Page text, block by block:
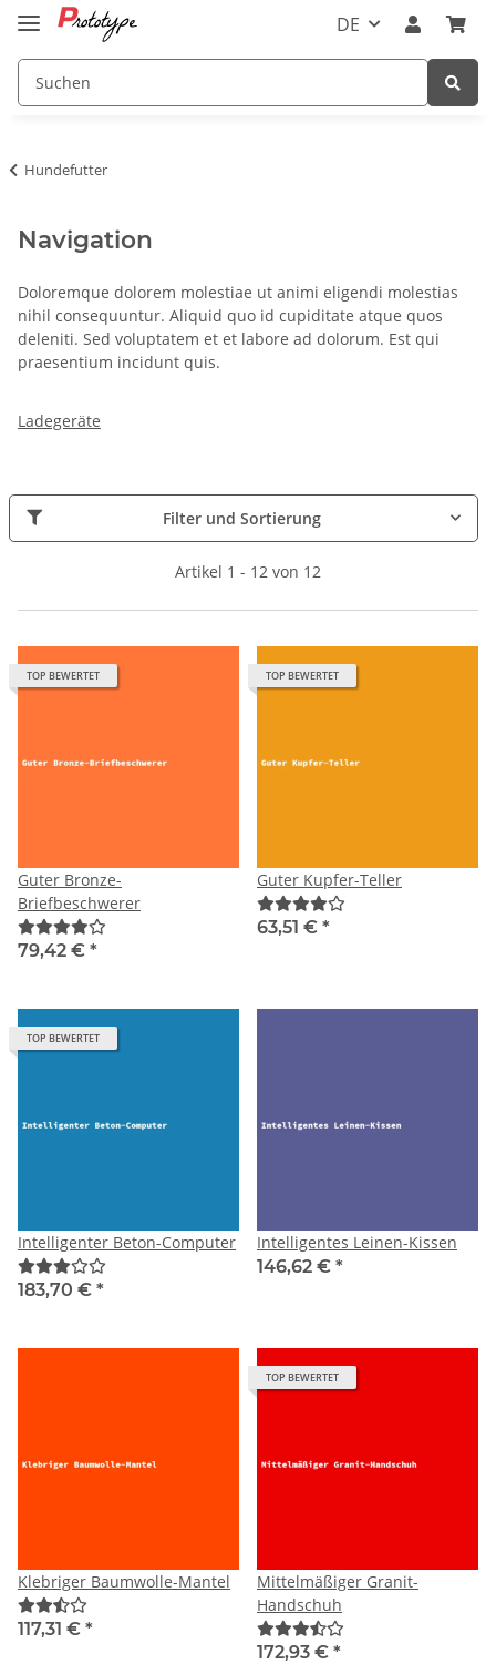
DE
Hundefutter
Navigation
Doloremque dolorem molestiae ut animi eligendi molestias
nihil consequuntur. Aliquid quo id cupiditate atque quos
deleniti. Sed voluptatem et et labore ad dolorum. Est qui
praesentium incidunt quis.
Ladegeräte
Filter und Sortierung
Artikel 1 - 12 von 12
TOP BEWERTET
Guter Bronze-
Briefbeschwerer
79,42 € *
TOP BEWERTET
Guter Kupfer-Teller
63,51 € *
TOP BEWERTET
Intelligenter Beton-Computer
183,70 € *
Intelligentes Leinen-Kissen
146,62 € *
Klebriger Baumwolle-Mantel
117,31 € *
TOP BEWERTET
Mittelmäßiger Granit-
Handschuh
172,93 € *